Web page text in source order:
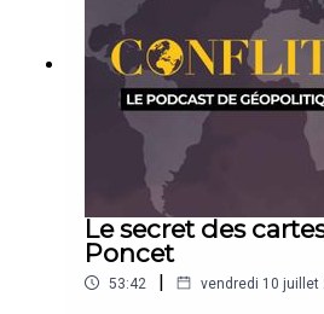
Le secret des
Poncet
53:42 | vendredi 10 juillet